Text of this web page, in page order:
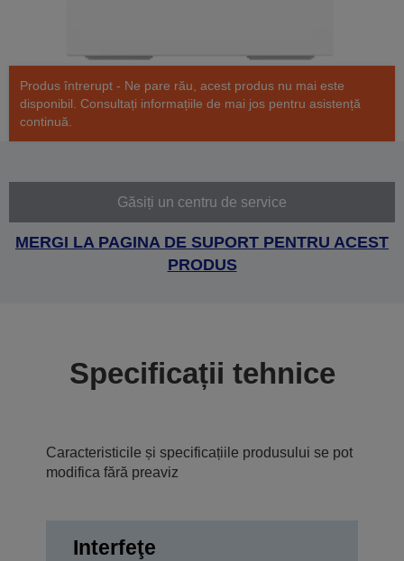
Produs întrerupt - Ne pare rău, acest produs nu mai este
disponibil. Consultați informațiile de mai jos pentru asistență
continuă.
Găsiți un centru de service
MERGI LA PAGINA DE SUPORT PENTRU ACEST
PRODUS
Specificații tehnice
Caracteristicile și specificațiile produsului se pot
modifica fără preaviz
Interfeţe